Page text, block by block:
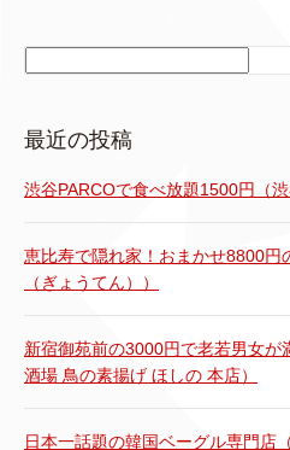
最近の投稿
渋谷PARCOで食べ放題1500円（
恵比寿で隠れ家！おまかせ8800円
（ぎょうてん））
新宿御苑前の3000円で老若男女が
酒場 鳥の素揚げ ほしの 本店）
日本一話題の韓国ベーグル専門店